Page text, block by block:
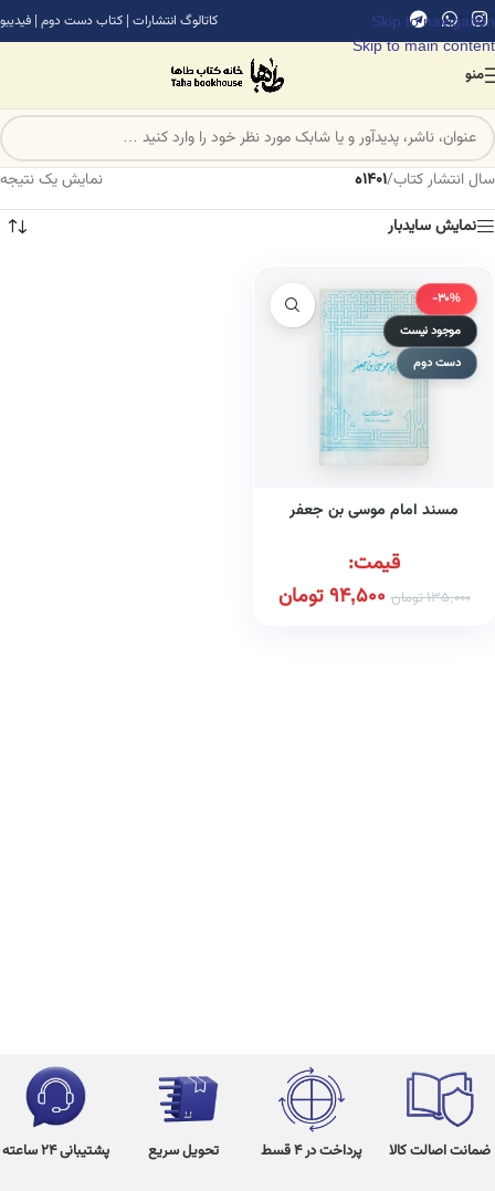
Skip to navigation
Skip to main content
کاتالوگ انتشارات | کتاب دست دوم | فیدیبو
منو
سال انتشار کتاب/1401ه
نمایش یک نتیجه
نمایش سایدبار
-30%
موجود نیست
دست دوم
مسند امام موسی بن جعفر
قیمت:
135,000تومان 94,500تومان
ضمانت اصالت کالا پرداخت در 4 قسط تحویل سریع پشتیبانی 24 ساعته